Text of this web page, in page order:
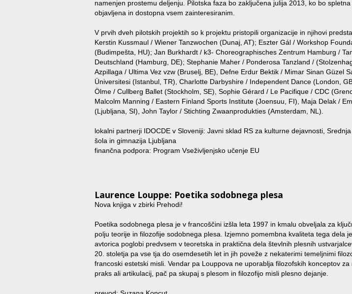
namenjen prostemu deljenju. Pilotska faza bo zaključena julija 2013, ko bo
objavljena in dostopna vsem zainteresiranim.
V prvih dveh pilotskih projektih so k projektu pristopili organizacije in njihovi
Kerstin Kussmaul / Wiener Tanzwochen (Dunaj, AT); Eszter Gál / Workshop
(Budimpešta, HU); Jan Burkhardt / k3- Choreographisches Zentrum Hamburg /
Deutschland (Hamburg, DE); Stephanie Maher / Ponderosa Tanzland /
Azpillaga / Ultima Vez vzw (Bruselj, BE), Defne Erdur Bektik / Mimar Sinan Güzel
Üniversitesi (Istanbul, TR), Charlotte Darbyshire / Independent Dance (London,
Ölme / Cullberg Ballet (Stockholm, SE), Sophie Gérard / Le Pacifique / CDC
Malcolm Manning / Eastern Finland Sports Institute (Joensuu, FI), Maja Delak /
(Ljubljana, SI), John Taylor / Stichting Zwaanprodukties (Amsterdam, NL).
lokalni partnerji IDOCDE v Sloveniji: Javni sklad RS za kulturne dejavnosti,
šola in gimnazija Ljubljana
finančna podpora: Program Vseživljenjsko učenje EU
Laurence Louppe: Poetika sodobnega plesa
Nova knjiga v zbirki Prehodi!
Poetika sodobnega plesa je v francoščini izšla leta 1997 in kmalu obveljala za
polju teorije in filozofije sodobnega plesa. Izjemno pomembna kvaliteta tega dela
avtorica poglobi predvsem v teoretska in praktična dela števlnih plesnih
20. stoletja pa vse tja do osemdesetih let in jih poveže z nekaterimi temeljnimi
francoski estetski misli. Vendar pa Louppova ne uporablja filozofskih konceptov za
praks ali artikulacij, pač pa skupaj s plesom in filozofijo misli plesno dejanje.